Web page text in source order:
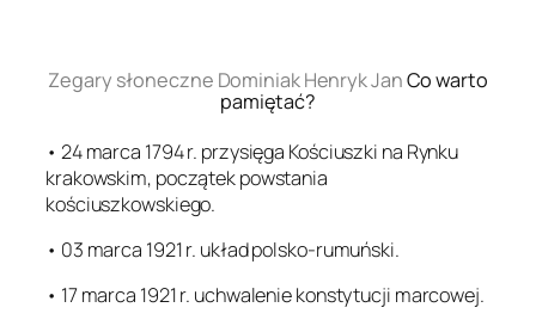
Zegary słoneczne Dominiak Henryk JanCo warto
pamiętać?
• 24 marca 1794 r. przysięga Kościuszki na Rynku
krakowskim, początek powstania
kościuszkowskiego.
• 03 marca 1921 r. układ polsko-rumuński.
• 17 marca 1921 r. uchwalenie konstytucji marcowej.